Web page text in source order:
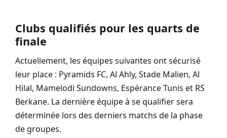
Clubs qualifiés pour les quarts de
finale
Actuellement, les équipes suivantes ont sécurisé
leur place : Pyramids FC, Al Ahly, Stade Malien, Al
Hilal, Mamelodi Sundowns, Espérance Tunis et RS
Berkane. La dernière équipe à se qualifier sera
déterminée lors des derniers matchs de la phase
de groupes.